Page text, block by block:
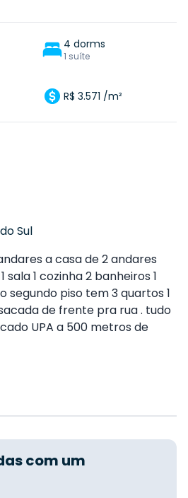
4 dorms
1 suíte
R$ 3.571 /m²
Sul
a casa de 2 andares
1 cozinha 2 banheiros 1
segundo piso tem 3 quartos 1
de frente pra rua . tudo
UPA a 500 metros de
com um